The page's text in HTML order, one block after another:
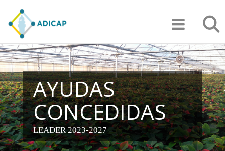
contenido
principal
AYUDAS
CONCEDIDAS
LEADER 2023-2027